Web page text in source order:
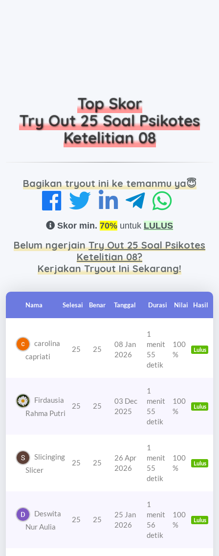
Top Skor
Try Out 25 Soal Psikotes
Ketelitian 08
Bagikan tryout ini ke temanmu ya😇
Skor min. 70% untuk LULUS
Belum ngerjainTry Out 25 Soal Psikotes
Ketelitian 08?
Kerjakan Tryout Ini Sekarang!
Nama Selesai Benar Tanggal Durasi Nilai Hasil
carolina
capriati
25 25
08 Jan
2026
1
menit
55
detik
100
%
Lulus
Firdausia
Rahma Putri
25 25
03 Dec
2025
1
menit
55
detik
100
%
Lulus
Slicinging
Slicer
25 25
26 Apr
2026
1
menit
55
detik
100
%
Lulus
Deswita
Nur Aulia
25 25
25 Jan
2026
1
menit
56
detik
100
%
Lulus